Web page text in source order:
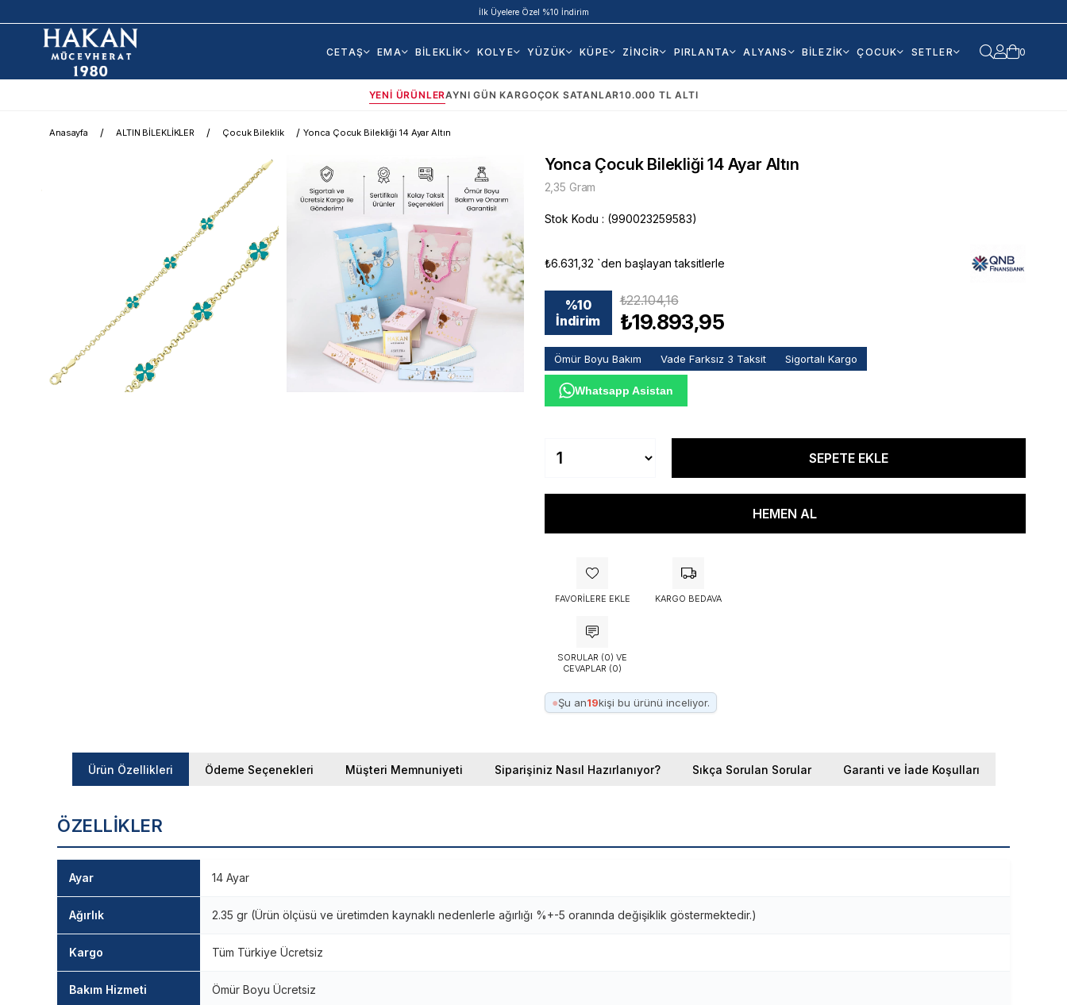
İlk Üyelere Özel %10 İndirim
CETAŞ EMA BİLEKLİK KOLYE YÜZÜK KÜPE ZİNCİR PIRLANTA ALYANS BİLEZİK ÇOCUK SETLER 0
YENI ÜRÜNLERAYNI GÜN KARGOÇOK SATANLAR10.000 TL ALTI
Anasayfa ALTIN BİLEKLİKLER Çocuk Bileklik Yonca Çocuk Bilekliği 14 Ayar Altın
Yonca Çocuk Bilekliği 14 Ayar Altın
2,35 Gram
Stok Kodu (990023259583)
₺6.631,32 `den başlayan taksitlerle
%10
İndirim
₺22.104,16
₺19.893,95
Ömür Boyu Bakım Vade Farksız 3 Taksit Sigortalı Kargo
Whatsapp Asistan
FAVORILERE EKLE KARGO BEDAVA
SORULAR (0) VE
CEVAPLAR (0)
●Şu an19kişi bu ürünü inceliyor.
Ürün Özellikleri Ödeme Seçenekleri Müşteri Memnuniyeti Siparişiniz Nasıl Hazırlanıyor? Sıkça Sorulan Sorular Garanti ve İade Koşulları
ÖZELLIKLER
Ayar 14 Ayar
Ağırlık 2.35 gr (Ürün ölçüsü ve üretimden kaynaklı nedenlerle ağırlığı %+-5 oranında değişiklik göstermektedir.)
Kargo Tüm Türkiye Ücretsiz
Bakım Hizmeti Ömür Boyu Ücretsiz